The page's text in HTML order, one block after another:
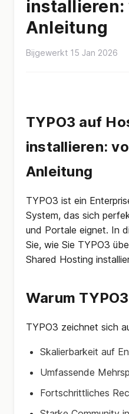
Anleitung
Bijgewerkt 15 Jan 2026
TYPO3 auf
installieren:
Anleitung
TYPO3 ist ein
System, das sich
und Portale eignet. In
Sie, wie Sie TYPO3
Shared Hosting
Warum
TYPO3 zeichnet sich
Skalierbarkeit auf
Umfassende
Fortschrittliches